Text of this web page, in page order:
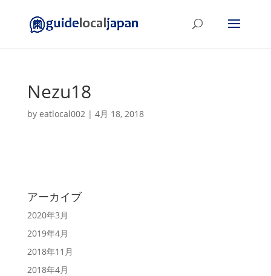
Nezu18
by eatlocal002| 4月 18, 2018
アーカイブ
2020年3月
2019年4月
2018年11月
2018年4月